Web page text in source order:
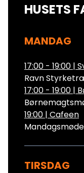
HUSETS
MANDAG
17:00 - 19:00 |
Ravn
17:00 - 19:00 |
19:00 | Cafeen
Mandagsmøde
TIRSDAG